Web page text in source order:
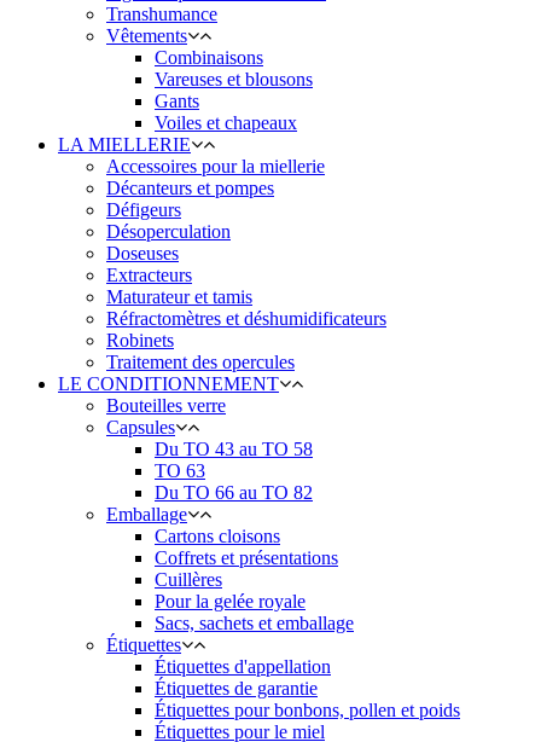
Transhumance
Vêtements
Combinaisons
Vareuses et blousons
Gants
Voiles et chapeaux
LA MIELLERIE
Accessoires pour la miellerie
Décanteurs et pompes
Défigeurs
Désoperculation
Doseuses
Extracteurs
Maturateur et tamis
Réfractomètres et déshumidificateurs
Robinets
Traitement des opercules
LE CONDITIONNEMENT
Bouteilles verre
Capsules
Du TO 43 au TO 58
TO 63
Du TO 66 au TO 82
Emballage
Cartons cloisons
Coffrets et présentations
Cuillères
Pour la gelée royale
Sacs, sachets et emballage
Étiquettes
Étiquettes d'appellation
Étiquettes de garantie
Étiquettes pour bonbons, pollen et poids
Étiquettes pour le miel